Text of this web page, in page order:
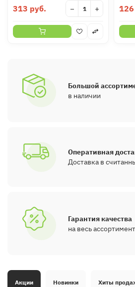
313 руб. − + 126
Большой
в наличии
Оперативная
Доставка в
Гарантия качества
на весь ассортимент
Акции Новинки Хиты